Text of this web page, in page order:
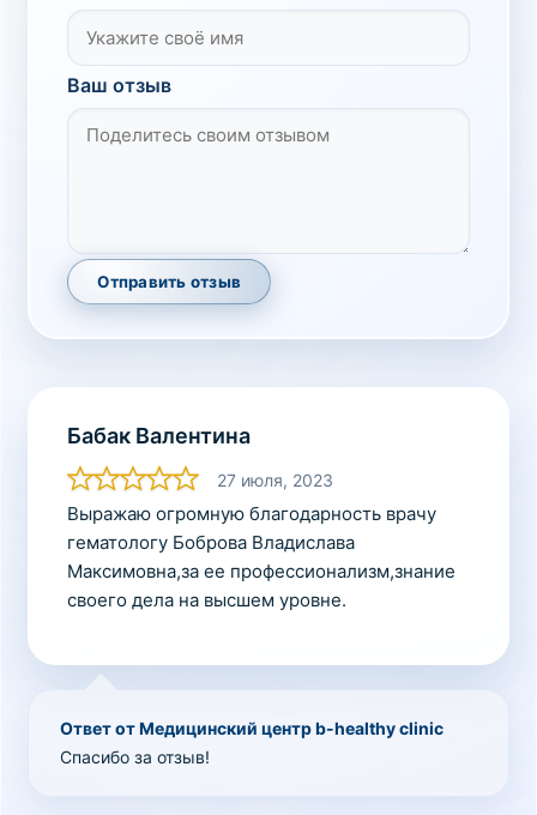
Ваш отзыв
Отправить отзыв
Бабак Валентина
27 июля, 2023
Выражаю огромную благодарность врачу
гематологу Боброва Владислава
Максимовна,за ее профессионализм,знание
своего дела на высшем уровне.
Ответ от Медицинский центр b-healthy clinic
Спасибо за отзыв!